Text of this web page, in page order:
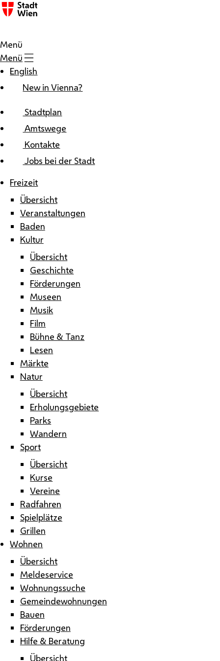
Zum Inhalt
Menü
Menü
English
New in Vienna?
Stadtplan
Amtswege
Kontakte
Jobs bei der Stadt
Freizeit
Übersicht
Veranstaltungen
Baden
Kultur
Übersicht
Geschichte
Förderungen
Museen
Musik
Film
Bühne & Tanz
Lesen
Märkte
Natur
Übersicht
Erholungsgebiete
Parks
Wandern
Sport
Übersicht
Kurse
Vereine
Radfahren
Spielplätze
Grillen
Wohnen
Übersicht
Meldeservice
Wohnungssuche
Gemeindewohnungen
Bauen
Förderungen
Hilfe & Beratung
Übersicht